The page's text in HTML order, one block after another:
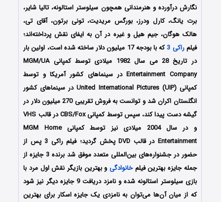
نگارش درآورده و هنرمندانی همچون سیلوستر استالونه، تالیا شایر،
برت یانگ، کارل ودرز، بورگس مریدیت، تونی برتون، آقای تی،
هالک هوگان، جیم هیل و غیره در آن به ایفای نقش پرداخته‌اند؛
فیلمراکی 3 که با بودجه 17 میلیون دلار ساخته شده است، اولین
بار
در تاریخ 28 می سال 1982 میلادی توسط کمپانی MGM/UA
Entertainment Company در سینماهای کشور آمریکا و توسط
کمپانی United International Pictures (UIP) در سینماهای کشور
انگلستان اکران شد و توانست به فروش تقریبی 270 میلیون دلار در
گیشه دست پیدا کند، سپس توسط کمپانی CBS/Fox در قالب VHS
و در سال 2004 میلادی نیز توسط کمپانی MGM Home
Entertainment در قالب DVD پخش گردید؛ فیلم راکی 3 پس از
حضور در جشنواره‌‌‌های بین‌المللی متعدد موفق شد برنده 3 جایزه از
جمله جایزه بهترین فیلمخانوادگیو بهترین بازیگر نقش اول مرد با
بازی سیلوستر استالونه شده و نامزد دریافت 9 جایزه دیگر نیز شود
که از میان آن‌ها می‌توان به نامزدی یک جایزه اسکار برای بهترین